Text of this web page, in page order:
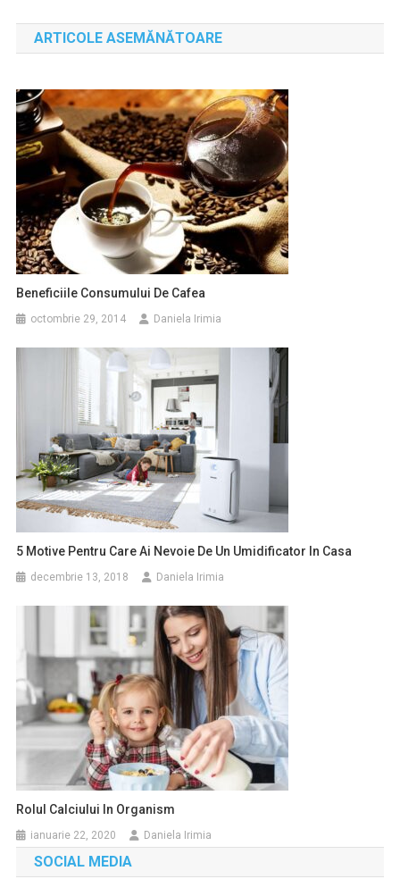
în
articole
ARTICOLE ASEMĂNĂTOARE
Beneficiile Consumului De Cafea
octombrie 29, 2014 Daniela Irimia
5 Motive Pentru Care Ai Nevoie De Un Umidificator In Casa
decembrie 13, 2018 Daniela Irimia
Rolul Calciului In Organism
ianuarie 22, 2020 Daniela Irimia
SOCIAL MEDIA